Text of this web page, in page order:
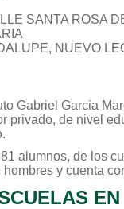
SANTA ROSA
NUEVO
Gabriel Garcia
privado, de nivel
.
alumnos, de los
y cuenta
EN